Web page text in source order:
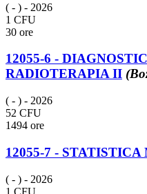
( - ) - 2026
1 CFU
30 ore
12055-6 -
RADIOTERAPIA II
( - ) - 2026
52 CFU
1494 ore
12055-7 - STATISTICA
( - ) - 2026
1 CFU